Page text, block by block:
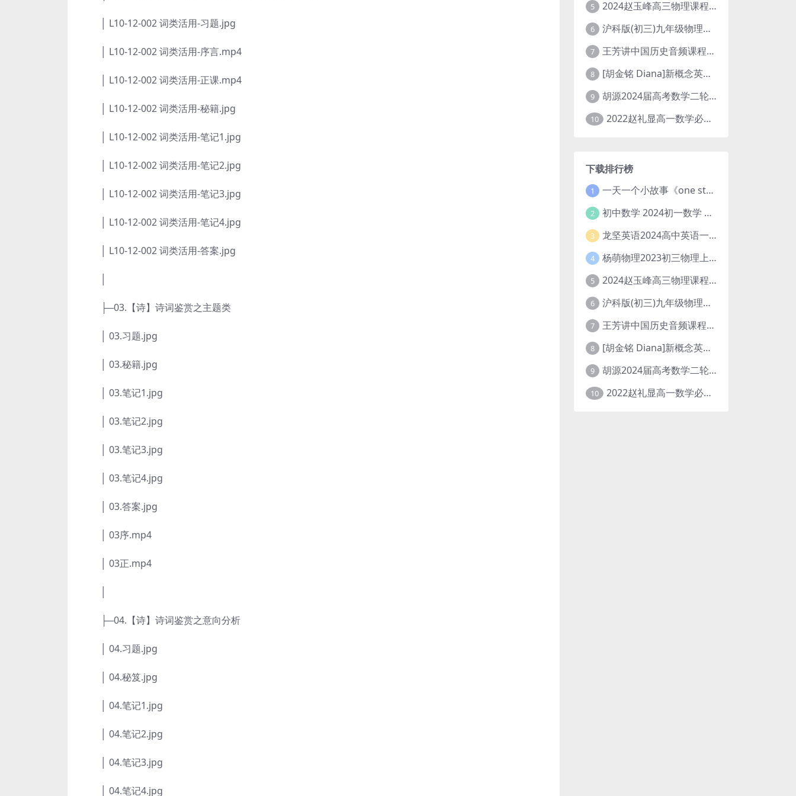
│ L10-12-002 词类活用-习题.jpg
│ L10-12-002 词类活用-序言.mp4
│ L10-12-002 词类活用-正课.mp4
│ L10-12-002 词类活用-秘籍.jpg
│ L10-12-002 词类活用-笔记1.jpg
│ L10-12-002 词类活用-笔记2.jpg
│ L10-12-002 词类活用-笔记3.jpg
│ L10-12-002 词类活用-笔记4.jpg
│ L10-12-002 词类活用-答案.jpg
├─03.【诗】诗词鉴赏之主题类
│ 03.习题.jpg
│ 03.秘籍.jpg
│ 03.笔记1.jpg
│ 03.笔记2.jpg
│ 03.笔记3.jpg
│ 03.笔记4.jpg
│ 03.答案.jpg
│ 03序.mp4
│ 03正.mp4
├─04.【诗】诗词鉴赏之意向分析
│ 04.习题.jpg
│ 04.秘笈.jpg
│ 04.笔记1.jpg
│ 04.笔记2.jpg
│ 04.笔记3.jpg
│ 04.笔记4.jpg
5 2024赵玉峰高三物理课程24年高考物理一轮复习网课教程
6 沪科版(初三)九年级物理全一册网课教学视频全集(录播版 杜春雨 66讲)
7 王芳讲中国历史音频课程全集(上下五千年)
8 [胡金铭 Diana]新概念英语第1册教学视频课程(全集 百度网盘下载)
9 胡源2024届高考数学二轮寒假春季精讲 百度网盘分享
10 2022赵礼显高一数学必修一课程视频资源(秋季班 含讲义)百度网盘云
下载排行榜
1 一天一个小故事《one story a day》初中版 百度网盘分享下载
2 初中数学 2024初一数学 朱韬数学 S班春季下 A+班春季下 百度云网盘
3 龙坚英语2024高中英语一轮系统班(全国卷+北京卷)
4 杨萌物理2023初三物理上秋季A+班(视频+讲义) 百度网盘分享
5 2024赵玉峰高三物理课程24年高考物理一轮复习网课教程
6 沪科版(初三)九年级物理全一册网课教学视频全集(录播版 杜春雨 66讲)
7 王芳讲中国历史音频课程全集(上下五千年)
8 [胡金铭 Diana]新概念英语第1册教学视频课程(全集 百度网盘下载)
9 胡源2024届高考数学二轮寒假春季精讲 百度网盘分享
10 2022赵礼显高一数学必修一课程视频资源(秋季班 含讲义)百度网盘云